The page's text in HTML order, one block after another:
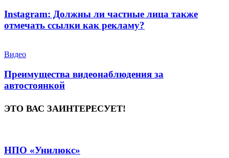
Instagram: Должны ли частные лица также
отмечать ссылки как рекламу?
Видео
Преимущества видеонаблюдения за
автостоянкой
ЭТО ВАС ЗАИНТЕРЕСУЕТ!
НПО «Унилюкс»